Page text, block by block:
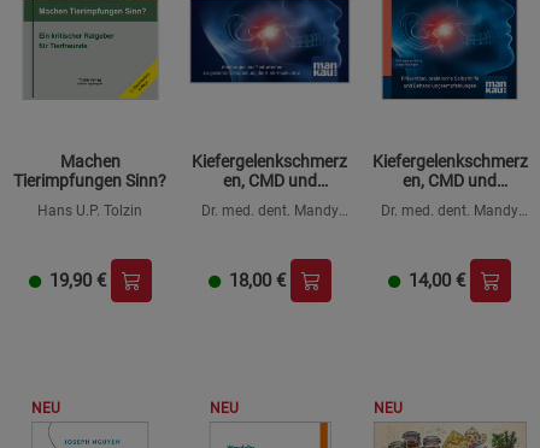
Machen
Tierimpfungen Sinn?
Hans U.P. Tolzin
19,90 €
Kiefergelenkschmerz
en, CMD und
Übungsprogramm
Dr. med. dent. Mandy
18,00 €
Kiefergelenkschmerz
en, CMD und
Kompakt-Ratgeber
Dr. med. dent. Mandy
14,00 €
NEU NEU NEU